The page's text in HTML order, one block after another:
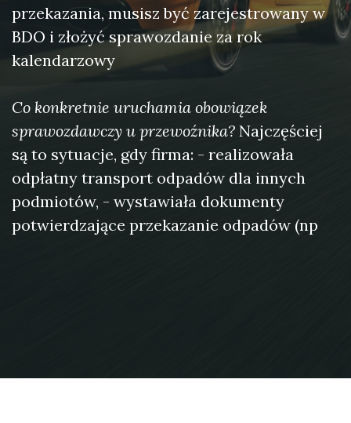
przekazania, musisz być zarejestrowany w
BDO i złożyć sprawozdanie za rok
kalendarzowy
Co konkretnie uruchamia obowiązek
sprawozdawczy u przewoźnika? Najczęściej
są to sytuacje, gdy firma: - realizowała
odpłatny transport odpadów dla innych
podmiotów, - wystawiała dokumenty
potwierdzające przekazanie odpadów (np